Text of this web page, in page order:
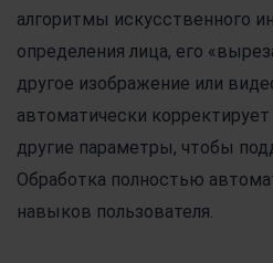
алгоритмы искусственного
определения лица, его
другое изображение или
автоматически
другие параметры, чтобы
Обработка полностью
навыков пользователя.